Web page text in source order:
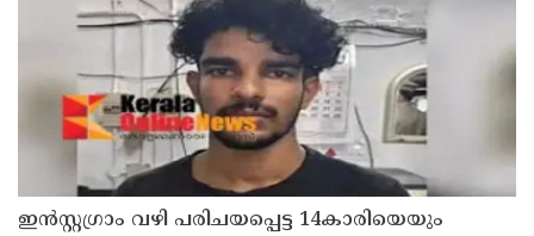
ഇൻസ്റ്റഗ്രാം വഴി പരിചയപ്പെട്ട 14കാരിയെയും